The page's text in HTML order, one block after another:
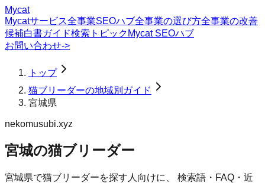
Mycat
Mycatサービス全事業SEOハブ全事業の選び方全事業の改善
候補白書ガイド検索トピック Mycat SEOハブ
お問い合わせ->
トップ
猫ブリーダーの地域別ガイド
宮城県
nekomusubi.xyz
宮城の猫ブリーダー
宮城県で猫ブリーダーを探す人向けに、 検索語・FAQ・近